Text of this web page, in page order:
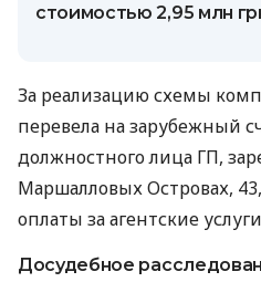
стоимостью 2,95 млн
За реализацию схемы
перевела на зарубежный
должностного лица ГП,
Маршалловых Островах,
оплаты за агентские
Досудебное